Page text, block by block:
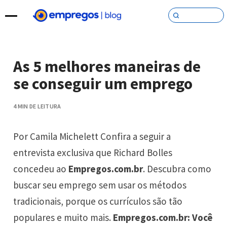
Pular para o conteúdo
As 5 melhores maneiras de
se conseguir um emprego
4 MIN DE LEITURA
Por Camila Michelett Confira a seguir a
entrevista exclusiva que Richard Bolles
concedeu ao Empregos.com.br. Descubra como
buscar seu emprego sem usar os métodos
tradicionais, porque os currículos são tão
populares e muito mais. Empregos.com.br: Você